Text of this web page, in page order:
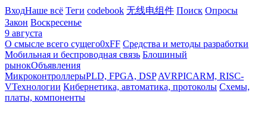
ВходНаше всё Теги codebook 无线电组件 Поиск Опросы
Закон Воскресенье
9 августа
О смысле всего сущего0xFF Средства и методы разработки
Мобильная и беспроводная связь Блошиный
рынокОбъявления
МикроконтроллерыPLD, FPGA, DSP AVRPICARM, RISC-
VТехнологии Кибернетика, автоматика, протоколы Схемы,
платы, компоненты